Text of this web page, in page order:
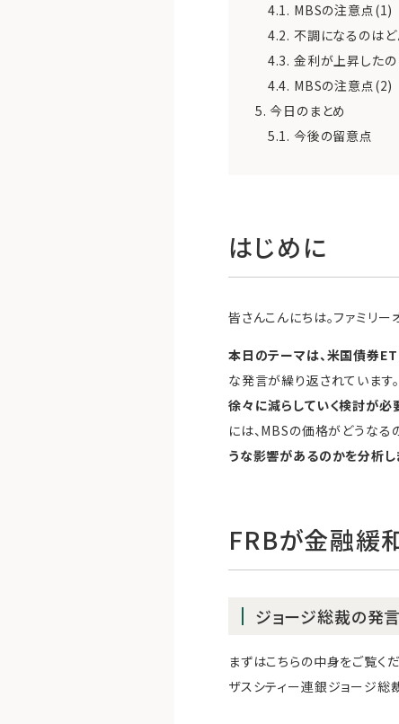
4.1. MBSの注意点(1)
4.2. 不調になるのはど
4.3. 金利が上昇した
4.4. MBSの注意点(2)
5. 今日のまとめ
5.1. 今後の留意点
はじめに
皆さんこんにちは。ファミリ
本日のテーマは、米国債券
な発言が繰り返されています
徐々に減らしていく検討が必
には、MBSの価格がどうなるの
うな影響があるのかを分析し
FRBが金融緩
ジョージ総裁の発
まずはこちらの中身をご覧く
ザスシティー連銀ジョージ総